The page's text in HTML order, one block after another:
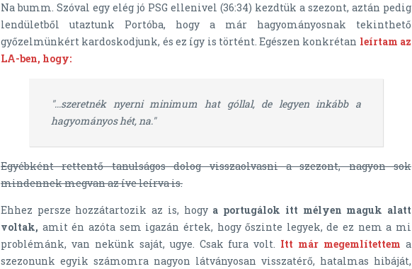
Na bumm. Szóval egy elég jó PSG ellenivel (36:34) kezdtük a szezont, aztán pedig
lendületből utaztunk Portóba, hogy a már hagyományosnak tekinthető
győzelmünkért kardoskodjunk, és ez így is történt. Egészen konkrétan leírtam az
LA-ben, hogy:
"...szeretnék nyerni minimum hat góllal, de legyen inkább a
hagyományos hét, na."
Egyébként rettentő tanulságos dolog visszaolvasni a szezont, nagyon sok
mindennek megvan az íve leírva is.
Ehhez persze hozzátartozik az is, hogy a portugálok itt mélyen maguk alatt
voltak, amit én azóta sem igazán értek, hogy őszinte legyek, de ez nem a mi
problémánk, van nekünk saját, ugye. Csak fura volt. Itt már megemlítettema
szezonunk egyik számomra nagyon látványosan visszatérő, hatalmas hibáját,